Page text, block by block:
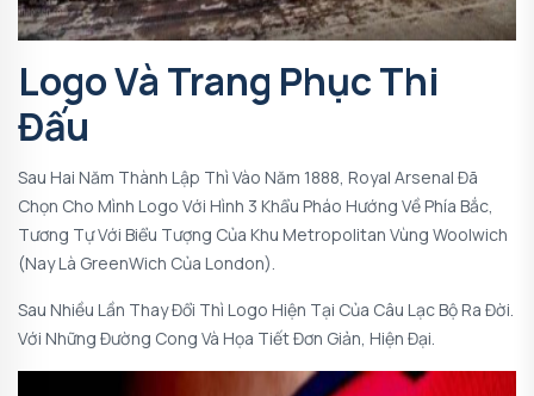
Logo Và Trang Phục Thi
Đấu
Sau Hai Năm Thành Lập Thì Vào Năm 1888, Royal Arsenal Đã
Chọn Cho Mình Logo Với Hình 3 Khẩu Pháo Hướng Về Phía Bắc,
Tương Tự Với Biểu Tượng Của Khu Metropolitan Vùng Woolwich
(nay Là GreenWich Của London).
Sau Nhiều Lần Thay Đổi Thì Logo Hiện Tại Của Câu Lạc Bộ Ra Đời.
Với Những Đường Cong Và Họa Tiết Đơn Giản, Hiện Đại.